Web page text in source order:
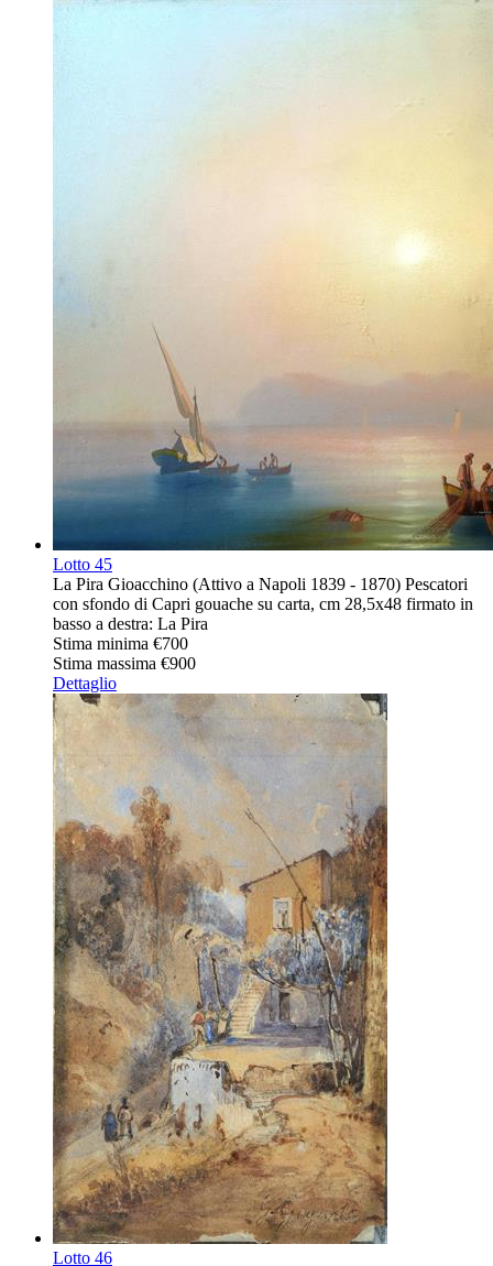
Lotto 45
La Pira Gioacchino (Attivo a Napoli 1839 - 1870) Pescatori
con sfondo di Capri gouache su carta, cm 28,5x48 firmato in
basso a destra: La Pira
Stima minima €700
Stima massima €900
Dettaglio
Lotto 46